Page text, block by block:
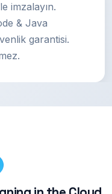
imzalayın.
& Java
garantisi.